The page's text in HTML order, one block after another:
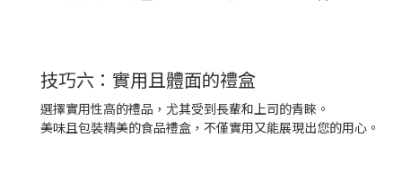
技巧六：實用且體面的禮盒
選擇實用性高的禮品，尤其受到長輩和上司的青睞。
美味且包裝精美的食品禮盒，不僅實用又能展現出您的用心。